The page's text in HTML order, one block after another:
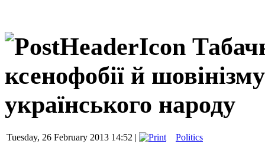
ксенофобії й
українського народу
Tuesday, 26 February 2013 14:52 | Politics